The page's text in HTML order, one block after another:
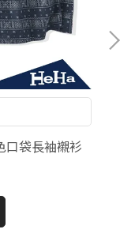
口袋長袖襯衫